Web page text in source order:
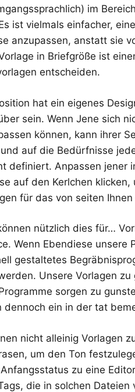
im
ist vielmals einfacher,
anzupassen, anstatt sie
in Briefgröße ist
entscheiden.
hat ein eigenes
sein. Wenn Jene sich
können, kann ihrer
auf die Bedürfnisse
definiert. Anpassen jener
auf den Kerlchen
für das von seiten
nützlich dies für…
Wenn Ebendiese unsere
gestaltetes
Unsere Vorlagen
sorgen zu
dennoch ein in der tat
nicht alleinig Vorlagen
um den Ton
zu eine
die in solchen